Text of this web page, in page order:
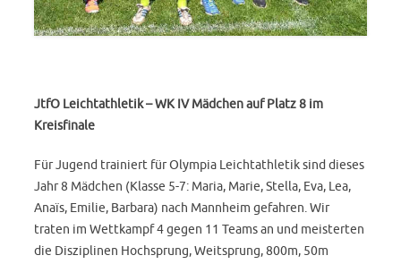
JtfO Leichtathletik – WK IV Mädchen auf Platz 8 im
Kreisfinale
Für Jugend trainiert für Olympia Leichtathletik sind dieses
Jahr 8 Mädchen (Klasse 5-7: Maria, Marie, Stella, Eva, Lea,
Anaïs, Emilie, Barbara) nach Mannheim gefahren. Wir
traten im Wettkampf 4 gegen 11 Teams an und meisterten
die Disziplinen Hochsprung, Weitsprung, 800m, 50m